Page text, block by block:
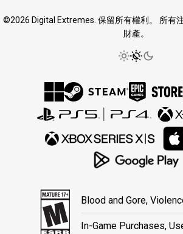
©2026 Digital Extremes. 保留所有權利。 所有
財產。
Blood and Gore,
In-Game Purchases,